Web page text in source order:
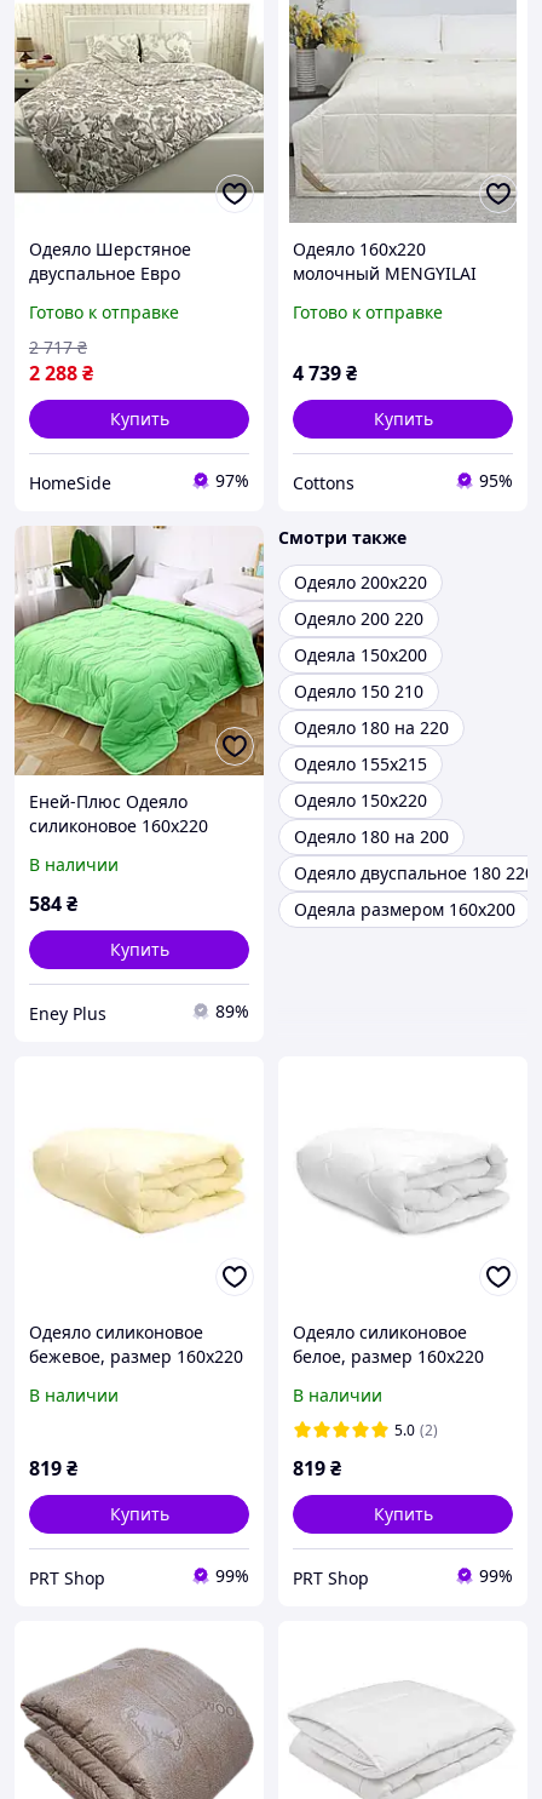
Одеяло Шерстяное
двуспальное Евро
Sheep
Готово к отправке
2 288₴
2 717 ₴
Купить
HomeSide 97%
Одеяло 160х220
молочный MENGYILAI
Готово к отправке
4 739₴
Купить
Cottons 95%
Еней-Плюс Одеяло
силиконовое 160х220
В наличии
584₴
Купить
Eney Plus 89%
Смотри также
Одеяло 200х220
Одеяло 200 220
Одеяла 150х200
Одеяло 150 210
Одеяло 180 на 220
Одеяло 155х215
Одеяло 150х220
Одеяло 180 на 200
Одеяло двуспальное 180 220
Одеяла размером 160х200
Одеяло силиконовое
бежевое, размер 160х220
В наличии
819₴
Купить
PRT Shop 99%
Одеяло силиконовое
белое, размер 160х220
В наличии
5.0 (2)
819₴
Купить
PRT Shop 99%